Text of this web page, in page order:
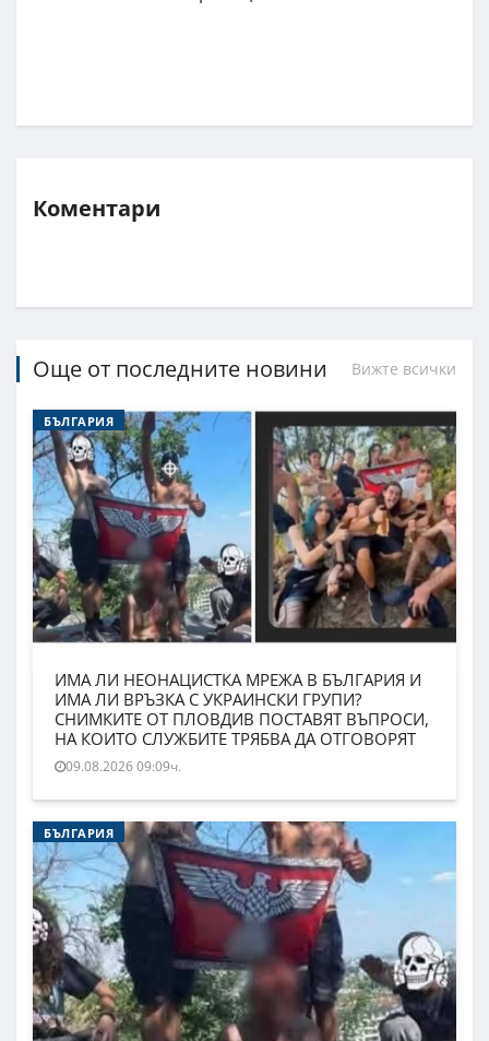
Коментари
Още от последните новини Вижте всички
БЪЛГАРИЯ
ИМА ЛИ НЕОНАЦИСТКА МРЕЖА В БЪЛГАРИЯ И
ИМА ЛИ ВРЪЗКА С УКРАИНСКИ ГРУПИ?
СНИМКИТЕ ОТ ПЛОВДИВ ПОСТАВЯТ ВЪПРОСИ,
НА КОИТО СЛУЖБИТЕ ТРЯБВА ДА ОТГОВОРЯТ
09.08.2026 09:09ч.
БЪЛГАРИЯ